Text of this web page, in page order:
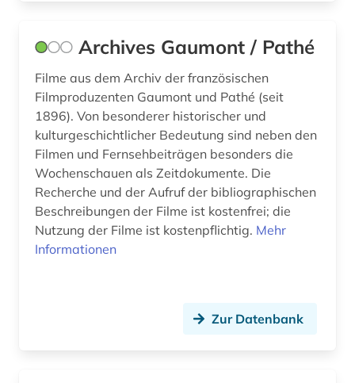
hispanoamerika (1)
hispanoamerikanische geschichte (1)
historische landeskunde (1)
holocaust (1)
humoristische presse (1)
hörfunk (1)
Archives Gaumont / Pathé
Filme aus dem Archiv der französischen
Filmproduzenten Gaumont und Pathé (seit
1896). Von besonderer historischer und
kulturgeschichtlicher Bedeutung sind neben den
Filmen und Fernsehbeiträgen besonders die
Wochenschauen als Zeitdokumente. Die
Recherche und der Aufruf der bibliographischen
Beschreibungen der Filme ist kostenfrei; die
Nutzung der Filme ist kostenpflichtig. Mehr
Informationen
Zur Datenbank